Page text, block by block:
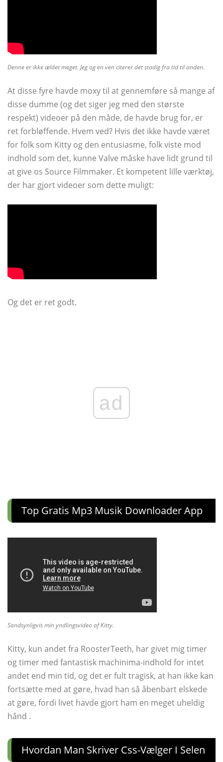
Denne er ikke ældet meget. Jeg og en ven citerer det stadig fra tid til anden.
At disse fyre havde moxy til at gennemføre så mange af
disse dumme (og det siger jeg med den største
respekt) videoer på den måde, de havde brug for, er
ret forbløffende. Hvem ved? Hvis det ikke havde været
for folk som Kitty og den entusiasme, folk viste mod
indhold som det, kunne Valve måske have lidt grund til
at give os Source Filmmaker. Et kompetent lille værktøj,
der har gjort videoer som dette muligt:
Og det er ret godt.
ad
Top Gratis Mp3 Musik Downloader App
Sandsynligvis min yndlingsvideo af Kitty.
Kitty, kun andet fra RoosterTeeth, har givet mig timer
og timer med fantastisk machinima-indhold for intet
andet end min tid, og det er fult tragisk, at han ikke kan
fortsætte med at gøre, hvad han så åbenbart elskede
at gøre, fordi livet havde gjort ham en meget uheldig
hånd .
Hvordan Man Skriver Css-Vælger I Selen